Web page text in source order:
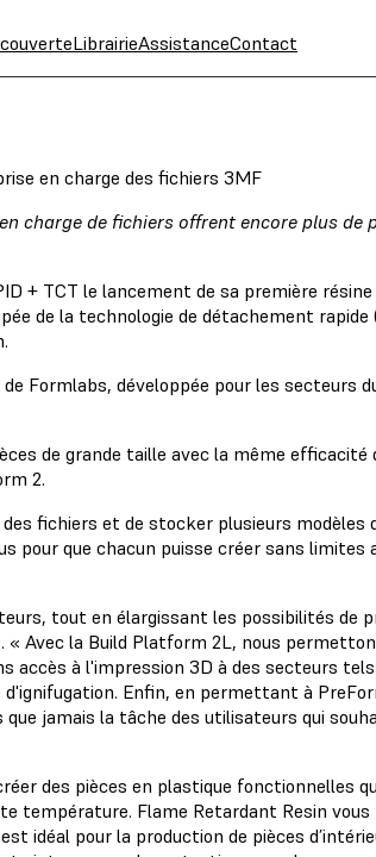
LibrairieAssistanceContact
en charge des fichiers 3MF
charge de fichiers offrent encore plus
+ TCT le lancement de sa première résine
de la technologie de détachement rapide
Formlabs, développée pour les secteurs
de grande taille avec la même
2.
fichiers et de stocker plusieurs modèles
pour que chacun puisse créer sans limites
tout en élargissant les possibilités de
Avec la Build Platform 2L, nous
accès à l'impression 3D à des secteurs
Enfin, en permettant à
jamais la tâche des utilisateurs qui
des pièces en plastique fonctionnelles
température. Flame Retardant Resin
idéal pour la production de pièces